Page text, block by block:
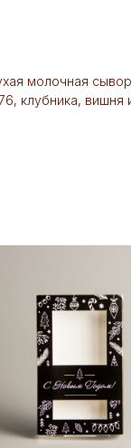
молочная
клубника,